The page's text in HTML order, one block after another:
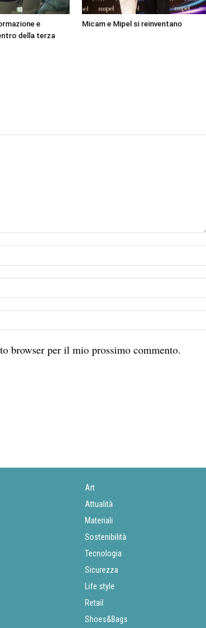
e
della terza
Micam e Mipel si reinventano
browser per il mio prossimo commento.
Art
Attualità
Materiali
Sostenibilità
Tecnologia
Sicurezza
Life style
Retail
Shoes&Bags